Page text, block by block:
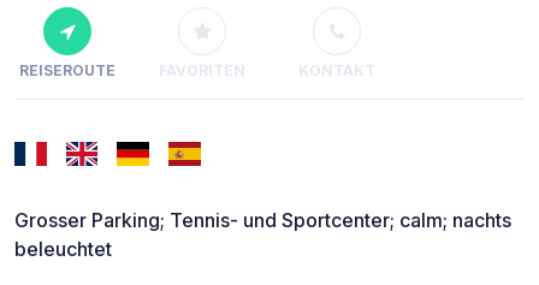
REISEROUTE FAVORITEN KONTAKT
Grosser Parking; Tennis- und Sportcenter; calm; nachts
beleuchtet